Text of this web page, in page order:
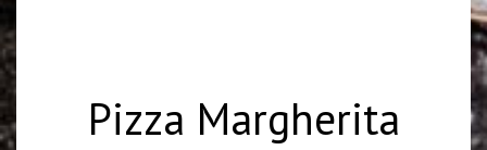
Pizza Margherita